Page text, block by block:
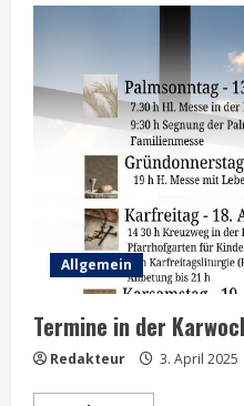
Fastenzeit…
Allgemein
Termine in der
Redakteur 3. April 2025